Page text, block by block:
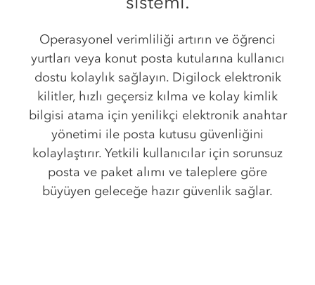
Operasyonel verimliliği artırın ve öğrenci
yurtları veya konut posta kutularına kullanıcı
dostu kolaylık sağlayın. Digilock elektronik
kilitler, hızlı geçersiz kılma ve kolay kimlik
bilgisi atama için yenilikçi elektronik anahtar
yönetimi ile posta kutusu güvenliğini
kolaylaştırır. Yetkili kullanıcılar için sorunsuz
posta ve paket alımı ve taleplere göre
büyüyen geleceğe hazır güvenlik sağlar.